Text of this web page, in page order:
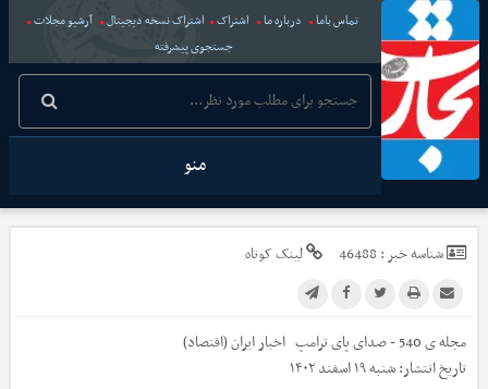
تماس باما درباره ما اشتراک اشتراک نسخه دیجیتال
آرشیو مجلات
جستجوی پیشرفته
منو
شناسه خبر : 46488 لینک کوتاه
مجله ی 540 - صدای پای ترامپ اخبارایران (اقتصاد)
تاریخ انتشار:شنبه ۱۹ اسفند ۱۴۰۲